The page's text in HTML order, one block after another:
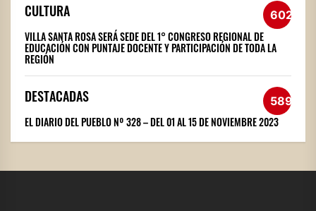
CULTURA 602
VILLA SANTA ROSA SERÁ SEDE DEL 1° CONGRESO REGIONAL DE
EDUCACIÓN CON PUNTAJE DOCENTE Y PARTICIPACIÓN DE TODA LA
REGIÓN
DESTACADAS 589
EL DIARIO DEL PUEBLO Nº 328 – DEL 01 AL 15 DE NOVIEMBRE 2023